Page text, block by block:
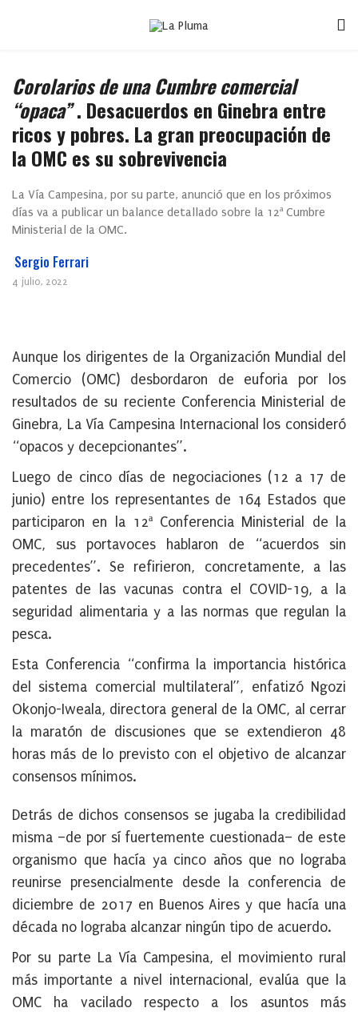
Corolarios de una Cumbre comercial
“opaca”. Desacuerdos en Ginebra entre
ricos y pobres. La gran preocupación de
la OMC es su sobrevivencia
La Vía Campesina, por su parte, anunció que en los próximos
días va a publicar un balance detallado sobre la 12ª Cumbre
Ministerial de la OMC.
Sergio Ferrari
4 julio, 2022
Aunque los dirigentes de la Organización Mundial del
Comercio (OMC) desbordaron de euforia por los
resultados de su reciente Conferencia Ministerial de
Ginebra, La Vía Campesina Internacional los consideró
“opacos y decepcionantes”.
Luego de cinco días de negociaciones (12 a 17 de
junio) entre los representantes de 164 Estados que
participaron en la 12ª Conferencia Ministerial de la
OMC, sus portavoces hablaron de “acuerdos sin
precedentes”. Se refirieron, concretamente, a las
patentes de las vacunas contra el COVID-19, a la
seguridad alimentaria y a las normas que regulan la
pesca.
Esta Conferencia “confirma la importancia histórica
del sistema comercial multilateral”, enfatizó Ngozi
Okonjo-Iweala, directora general de la OMC, al cerrar
la maratón de discusiones que se extendieron 48
horas más de lo previsto con el objetivo de alcanzar
consensos mínimos.
Detrás de dichos consensos se jugaba la credibilidad
misma –de por sí fuertemente cuestionada– de este
organismo que hacía ya cinco años que no lograba
reunirse presencialmente desde la conferencia de
diciembre de 2017 en Buenos Aires y que hacía una
década no lograba alcanzar ningún tipo de acuerdo.
Por su parte La Vía Campesina, el movimiento rural
más importante a nivel internacional, evalúa que la
OMC ha vacilado respecto a los asuntos más